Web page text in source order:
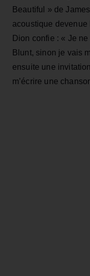
Beautiful » de
acoustique devenue
Dion confie : « Je
Blunt, sinon je vais
ensuite une
m’écrire une